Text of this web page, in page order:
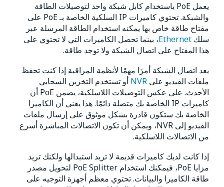
يعمل PoE باستخدام كابل شبكة واحد لتوصيلات الطاقة
والشبكة. تحتوي كاميرات IP السلكية الخاصة بـ PoE على
مفتاح طاقة خاص بها يمكنه استخدام الطاقة المرسلة عبر
سلك Ethernet، بينما تحصل الكاميرات التي لا تحتوي على
هذا المفتاح على اتصال الشبكة ولا توجد طاقة.
يعد اتصال الشبكة أمرًا مهمًا لأنظمة المراقبة إذا كنت تحفظ
ملفات الفيديو على NVR أو تستخدم التخزين السحابي
الأحدث. على عكس التوصيلات اللاسلكية، يضمن PoE أن
كاميرات IP الخاصة بك متصلة دائمًا. هذا يعني أن الكاميرا
الخاصة بك ستكون قادرة بشكل موثوق على إرسال ملفات
الفيديو إلى NVR، ويمكن أن تكون الاتصالات المباشرة أسرع
من الاتصالات اللاسلكية.
إذا كانت لديك كاميرات قديمة لا تريد استبدالها ولكنك تريد
مزايا PoE، فيمكنك استخدام PoE Splitter لتحويل مصدر
طاقة الكاميرا والبيانات. تحتوي معظم أجهزة التوجيه على